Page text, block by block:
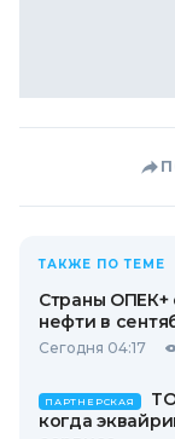
ТАКЖЕ ПО ТЕМЕ
Страны ОПЕК+
нефти в
Сегодня 04:17
ПАРТНЕРСКАЯ
когда